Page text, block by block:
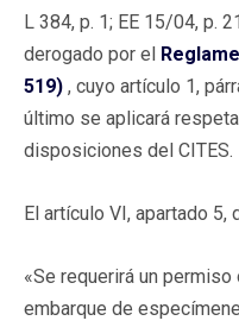
L 384, p. 1; EE 15/04, p.
derogado por el
519) , cuyo artículo 1,
último se aplicará
disposiciones del CITES.
El artículo VI, apartado
«Se requerirá un
embarque de